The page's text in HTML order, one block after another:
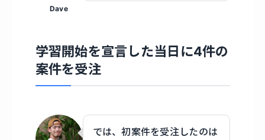
Dave
学習開始を宣言した当日に4件の
案件を受注
では、初案件を受注したのは